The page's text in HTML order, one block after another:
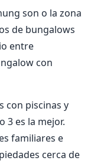
son o la zona
de bungalows
entre
con
con piscinas y
3 es la mejor.
familiares e
cerca de